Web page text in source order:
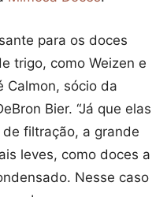
para os doces
trigo, como Weizen e
Calmon, sócio da
Bier. “Já que elas
filtração, a grande
leves, como doces a
Nesse caso